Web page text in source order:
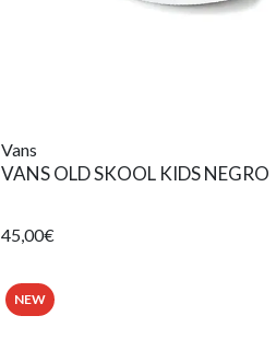
Vans
VANS OLD SKOOL KIDS NEGRO
45,00€
NEW